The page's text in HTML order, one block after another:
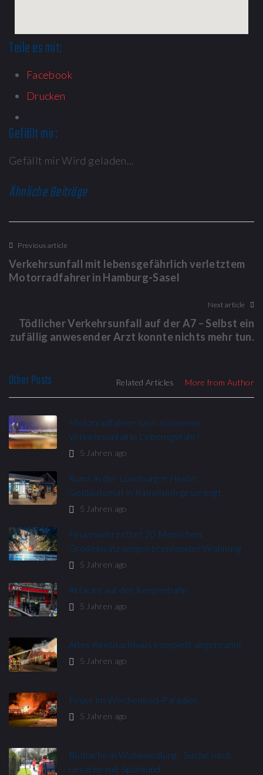
Teile es mit:
Facebook
Drucken
Gefällt mir:
Gefällt mirWird geladen...
Ähnliche Beiträge
Previous article
Verkehrsunfall mit lebensgefährlich verletztem
Motorradfahrer in Hamburg-Sasel
Next article
Tödlicher Verkehrsunfall auf der A7 – Selbst ein
zufällig anwesender Arzt konnte nichts mehr tun.
Other Posts Related Articles More from Author
Motorradfahrer nach schweren
Verkehrsunfall in Lebensgefahr!
5 Jahren ago
Rums in der Lüneburger Heide:
Geldautomat in Ramelsloh gesprengt
5 Jahren ago
Feuerwehr rettet 20 Menschen:
Großeinsatz wegen brennender Wohnung​
5 Jahren ago
Attacke auf der Reeperbahn
5 Jahren ago
Altes Reetdachhaus komplett abgebrannt
5 Jahren ago
Feuer im Wochenend-Paradies
5 Jahren ago
Blutlache in Wohnsiedlung - Suche nach
Ursache mit Spürhund